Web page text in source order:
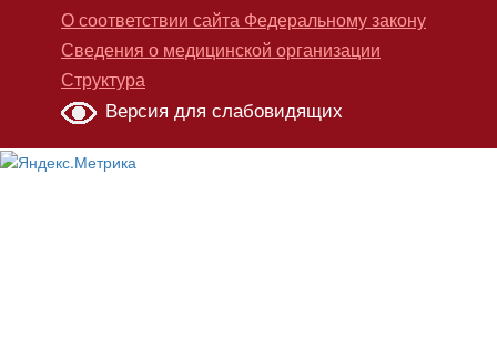
О соответствии сайта Федеральному закону
Сведения о медицинской организации
Структура
Версия для слабовидящих